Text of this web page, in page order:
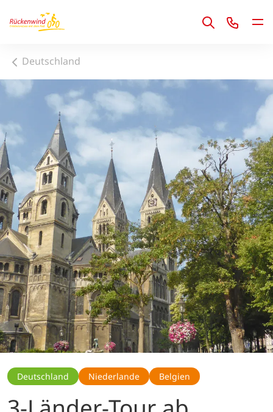
1
Deutschland
Deutschland Niederlande Belgien